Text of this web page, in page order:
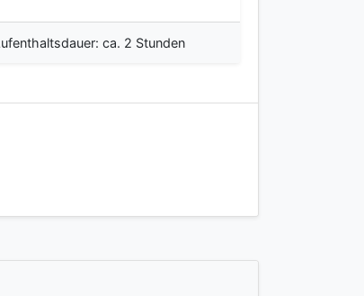
ca. 2 Stunden